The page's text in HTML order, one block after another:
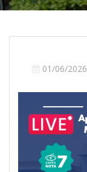
01/06/2026